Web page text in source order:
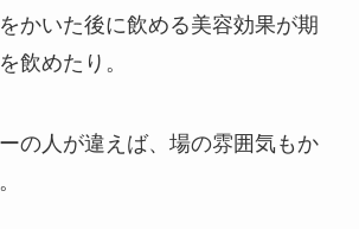
かいた後に飲める美容効果が期
を飲めたり。
の人が違えば、場の雰囲気もか